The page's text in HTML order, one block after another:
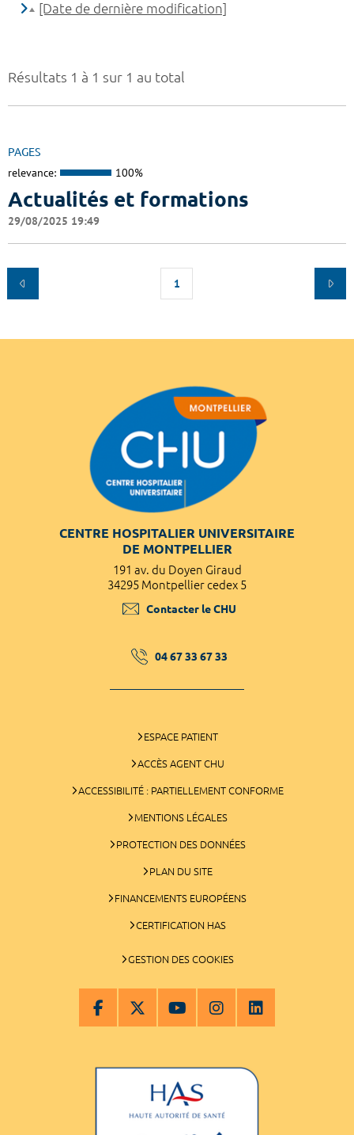
Résultats 1 à 1 sur 1 au total
PAGES
relevance: 100%
Actualités et formations
29/08/2025 19:49
1
[Date de dernière modification]
CENTRE HOSPITALIER UNIVERSITAIRE
DE MONTPELLIER
191 av. du Doyen Giraud
34295 Montpellier cedex 5
Contacter le CHU
04 67 33 67 33
ESPACE PATIENT
ACCÈS AGENT CHU
ACCESSIBILITÉ : PARTIELLEMENT CONFORME
MENTIONS LÉGALES
PROTECTION DES DONNÉES
PLAN DU SITE
FINANCEMENTS EUROPÉENS
CERTIFICATION HAS
GESTION DES COOKIES